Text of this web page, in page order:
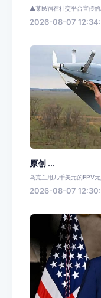
▲某民宿在社交平台宣传
2026-08-07
原创 ...
乌克兰用几千美元的FPV
2026-08-07